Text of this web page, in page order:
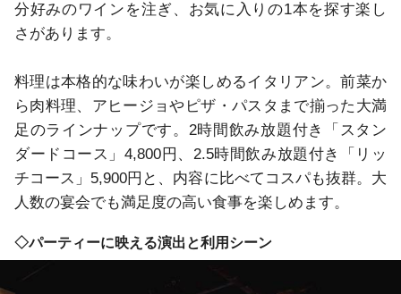
分好みのワインを注ぎ、お気に入りの1本を探す楽し
さがあります。
料理は本格的な味わいが楽しめるイタリアン。前菜か
ら肉料理、アヒージョやピザ・パスタまで揃った大満
足のラインナップです。2時間飲み放題付き「スタン
ダードコース」4,800円、2.5時間飲み放題付き「リッ
チコース」5,900円と、内容に比べてコスパも抜群。大
人数の宴会でも満足度の高い食事を楽しめます。
◇パーティーに映える演出と利用シーン